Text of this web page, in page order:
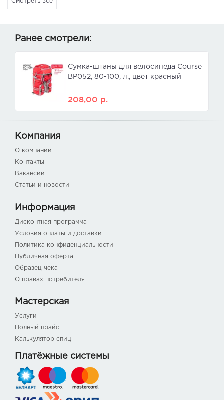
Ранее смотрели:
Сумка-штаны для велосипеда Course
ВР052, 80-100, л., цвет красный
208,00 р.
Компания
О компании
Контакты
Вакансии
Статьи и новости
Информация
Дисконтная программа
Условия оплаты и доставки
Политика конфиденциальности
Публичная оферта
Образец чека
О правах потребителя
Мастерская
Услуги
Полный прайс
Калькулятор спиц
Платёжные системы